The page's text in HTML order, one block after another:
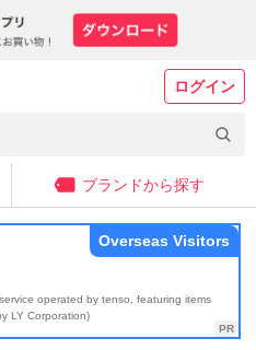
ログイン
ブランドから探す
operated by tenso, featuring items
LY Corporation)
Overseas Visitors